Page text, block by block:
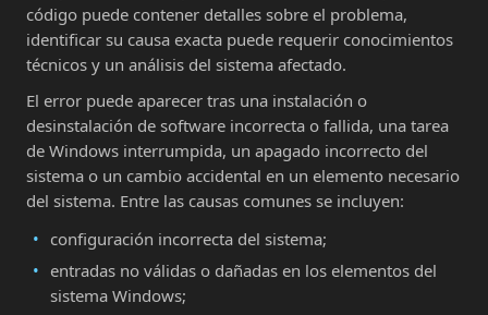
código puede contener detalles sobre el problema,
identificar su causa exacta puede requerir conocimientos
técnicos y un análisis del sistema afectado.
El error puede aparecer tras una instalación o
desinstalación de software incorrecta o fallida, una tarea
de Windows interrumpida, un apagado incorrecto del
sistema o un cambio accidental en un elemento necesario
del sistema. Entre las causas comunes se incluyen:
configuración incorrecta del sistema;
entradas no válidas o dañadas en los elementos del
sistema Windows;